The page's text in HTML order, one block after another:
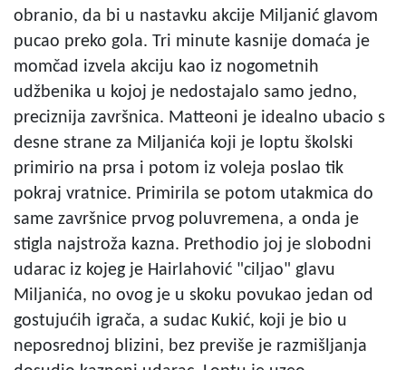
obranio, da bi u nastavku akcije Miljanić glavom
pucao preko gola. Tri minute kasnije domaća je
momčad izvela akciju kao iz nogometnih
udžbenika u kojoj je nedostajalo samo jedno,
preciznija završnica. Matteoni je idealno ubacio s
desne strane za Miljanića koji je loptu školski
primirio na prsa i potom iz voleja poslao tik
pokraj vratnice. Primirila se potom utakmica do
same završnice prvog poluvremena, a onda je
stigla najstroža kazna. Prethodio joj je slobodni
udarac iz kojeg je Hairlahović "ciljao" glavu
Miljanića, no ovog je u skoku povukao jedan od
gostujućih igrača, a sudac Kukić, koji je bio u
neposrednoj blizini, bez previše je razmišljanja